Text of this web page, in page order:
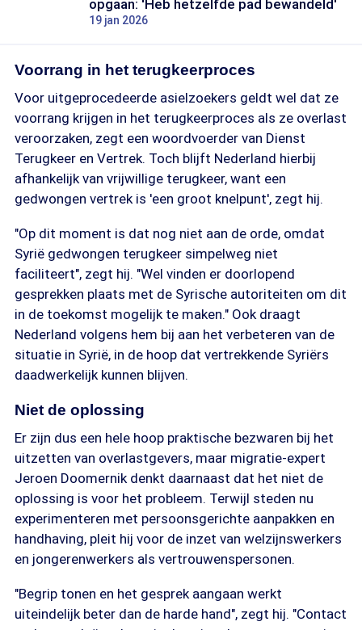
opgaan: 'Heb hetzelfde pad bewandeld'
19 jan 2026
Voorrang in het terugkeerproces
Voor uitgeprocedeerde asielzoekers geldt wel dat ze
voorrang krijgen in het terugkeerproces als ze overlast
veroorzaken, zegt een woordvoerder van Dienst
Terugkeer en Vertrek. Toch blijft Nederland hierbij
afhankelijk van vrijwillige terugkeer, want een
gedwongen vertrek is 'een groot knelpunt', zegt hij.
"Op dit moment is dat nog niet aan de orde, omdat
Syrië gedwongen terugkeer simpelweg niet
faciliteert", zegt hij. "Wel vinden er doorlopend
gesprekken plaats met de Syrische autoriteiten om dit
in de toekomst mogelijk te maken." Ook draagt
Nederland volgens hem bij aan het verbeteren van de
situatie in Syrië, in de hoop dat vertrekkende Syriërs
daadwerkelijk kunnen blijven.
Niet de oplossing
Er zijn dus een hele hoop praktische bezwaren bij het
uitzetten van overlastgevers, maar migratie-expert
Jeroen Doomernik denkt daarnaast dat het niet de
oplossing is voor het probleem. Terwijl steden nu
experimenteren met persoonsgerichte aanpakken en
handhaving, pleit hij voor de inzet van welzijnswerkers
en jongerenwerkers als vertrouwenspersonen.
"Begrip tonen en het gesprek aangaan werkt
uiteindelijk beter dan de harde hand", zegt hij. "Contact